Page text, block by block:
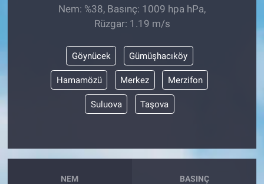
Nem: %38, Basınç: 1009 hpa hPa,
Rüzgar: 1.19 m/s
Göynücek Gümüşhacıköy
Hamamözü Merkez Merzifon
Suluova Taşova
NEM BASINÇ